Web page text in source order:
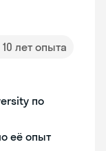
10 лет опыта
по
её опыт